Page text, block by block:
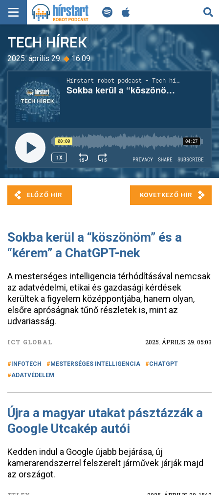
KERESÉS
KEZDŐLAP
FRISS HÍREK
TECH HÍREK
FILM-ZENE-SZÓRAKOZÁS
PLAYLIST
MI AZ A ROBOT PODCAST?
TECH HÍREK
2025. április 29.◆16:09
Sokba kerül a “köszönöm” és a
“kérem” a ChatGPT-nek
A mesterséges intelligencia térhódításával nemcsak
az adatvédelmi, etikai és gazdasági kérdések
kerültek a figyelem középpontjába, hanem olyan,
elsőre apróságnak tűnő részletek is, mint az
udvariasság.
ICT GLOBAL 2025. ÁPRILIS 29. 05:03
INFOTECH MESTERSÉGES INTELLIGENCIA
CHATGPT
ADATVÉDELEM
Újra a magyar utakat pásztázzák a
Google Utcakép autói
Kedden indul a Google újabb bejárása, új
kamerarendszerrel felszerelt járművek járják majd
az országot.